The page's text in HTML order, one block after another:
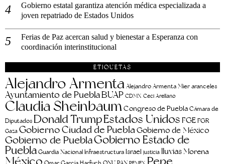
Gobierno estatal garantiza atención médica especializada a
joven repatriado de Estados Unidos
Ferias de Paz acercan salud y bienestar a Esperanza con
coordinación interinstitucional
ETIQUETAS
Alejandro Armenta Alejandro Armenta Mier aranceles
Ayuntamiento de PueblaBUAP CDMX Ceci Arellano
Claudia SheinbaumCongreso de Puebla Cámara de
Diputados Donald TrumpEstados Unidos FGEFGR
Gaza Gobierno Ciudad de PueblaGobierno de México
Gobierno de PueblaGobierno Estado de
PueblaGuardia Nacional Infraestructura Israel justicia lluviasMorena
México Pepe